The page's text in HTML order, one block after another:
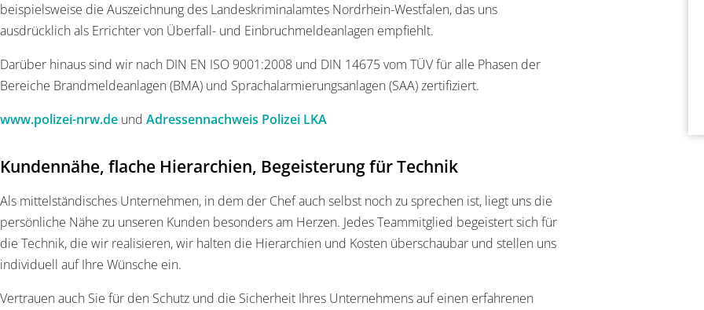
beispielsweise die Auszeichnung des Landeskriminalamtes Nordrhein-Westfalen, das uns
ausdrücklich als Errichter von Überfall- und Einbruchmeldeanlagen empfiehlt.
Darüber hinaus sind wir nach DIN EN ISO 9001:2008 und DIN 14675 vom TÜV für alle Phasen der
Bereiche Brandmeldeanlagen (BMA) und Sprachalarmierungsanlagen (SAA) zertifiziert.
www.polizei-nrw.de und Adressennachweis Polizei LKA
Kundennähe, flache Hierarchien, Begeisterung für Technik
Als mittelständisches Unternehmen, in dem der Chef auch selbst noch zu sprechen ist, liegt uns die
persönliche Nähe zu unseren Kunden besonders am Herzen. Jedes Teammitglied begeistert sich für
die Technik, die wir realisieren, wir halten die Hierarchien und Kosten überschaubar und stellen uns
individuell auf Ihre Wünsche ein.
Vertrauen auch Sie für den Schutz und die Sicherheit Ihres Unternehmens auf einen erfahrenen